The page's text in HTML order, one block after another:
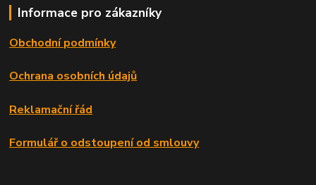
Informace pro zákazníky
Obchodní podmínky
Ochrana osobních údajů
Reklamační řád
Formulář o odstoupení od smlouvy